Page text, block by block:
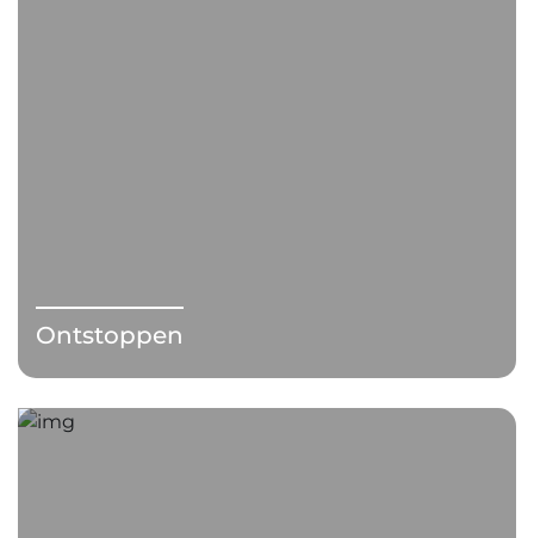
Ontstoppen